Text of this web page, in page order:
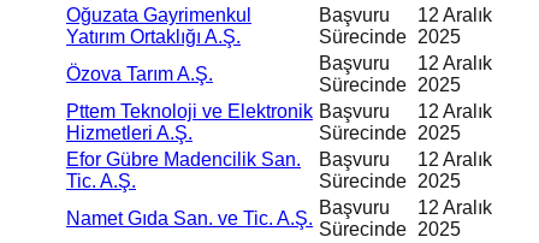
Oğuzata Gayrimenkul
Yatırım Ortaklığı A.Ş.
Başvuru
Sürecinde
12 Aralık
2025
Özova Tarım A.Ş.
Başvuru
Sürecinde
12 Aralık
2025
Pttem Teknoloji ve Elektronik
Hizmetleri A.Ş.
Başvuru
Sürecinde
12 Aralık
2025
Efor Gübre Madencilik San.
Tic. A.Ş.
Başvuru
Sürecinde
12 Aralık
2025
Namet Gıda San. ve Tic. A.Ş.
Başvuru
Sürecinde
12 Aralık
2025